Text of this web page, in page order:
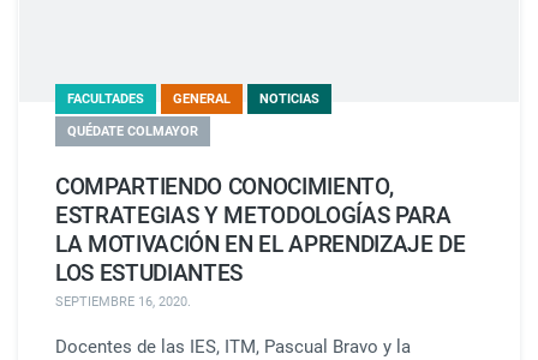
FACULTADES GENERAL NOTICIAS
QUÉDATE COLMAYOR
COMPARTIENDO CONOCIMIENTO,
ESTRATEGIAS Y METODOLOGÍAS PARA
LA MOTIVACIÓN EN EL APRENDIZAJE DE
LOS ESTUDIANTES
SEPTIEMBRE 16, 2020.
Docentes de las IES, ITM, Pascual Bravo y la